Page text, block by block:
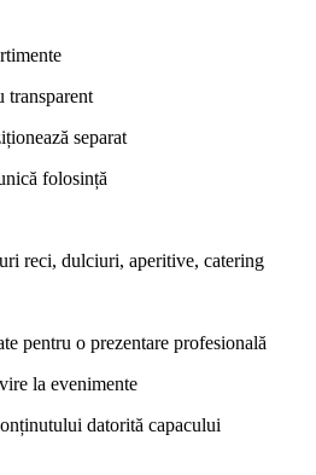
transparent
separat
folosință
reci, dulciuri, aperitive, catering
pentru o prezentare profesională
la evenimente
datorită capacului